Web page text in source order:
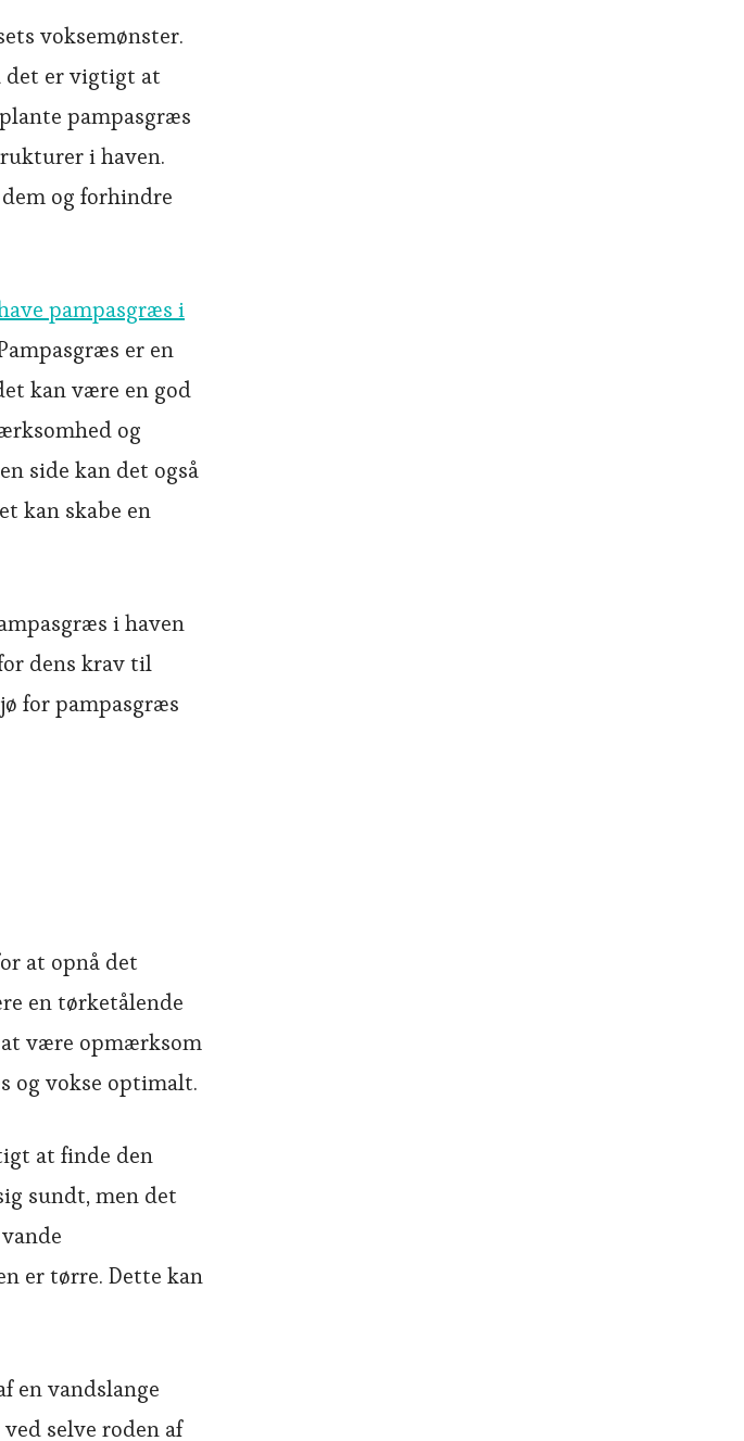
voksemønster.
det er vigtigt at
pampasgræs
i haven.
og forhindre
pampasgræs i
er en
kan være en god
og
side kan det også
kan skabe en
i haven
dens krav til
for pampasgræs
at opnå det
en tørketålende
være opmærksom
og vokse optimalt.
at finde den
sundt, men det
er tørre. Dette kan
en vandslange
selve roden af